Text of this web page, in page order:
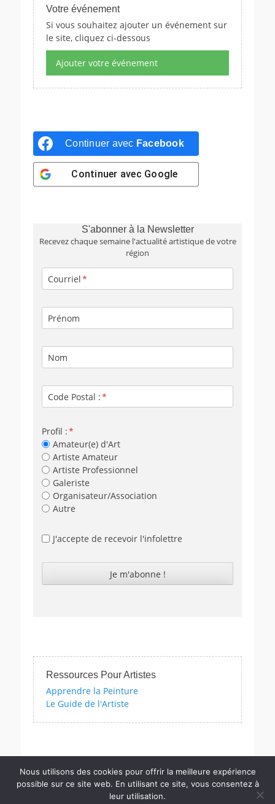
Votre événement
Si vous souhaitez ajouter un événement sur
le site, cliquez ci-dessous
Ajouter votre événement
Continuer avec Facebook
Continuer avec Google
S'abonner à la Newsletter
Recevez chaque semaine l'actualité artistique de votre
région
Courriel
Prénom
Nom
Code Postal :
Profil :
Amateur(e) d'Art
Artiste Amateur
Artiste Professionnel
Galeriste
Organisateur/Association
Autre
J'accepte de recevoir l'infolettre
Ressources Pour Artistes
Apprendre la Peinture
Le Guide de l'Artiste
sur l'impressionnisme, les femmes artistes et bien d'autres
Nous utilisons des cookies pour offrir la meilleure expérience
possible sur ce site web. En utilisant ce site, vous consentez à
leur utilisation.